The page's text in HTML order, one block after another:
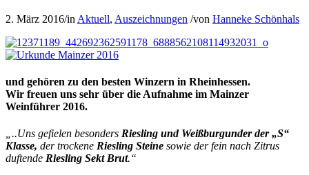
2. März 2016/in Aktuell, Auszeichnungen /von Hanneke Schönhals
und gehören zu den besten Winzern in Rheinhessen.
Wir freuen uns sehr über die Aufnahme im Mainzer
Weinführer 2016.
„..Uns gefielen besonders Riesling und Weißburgunder der „S“
Klasse, der trockene Riesling Steine sowie der fein nach Zitrus
duftende Riesling Sekt Brut.“